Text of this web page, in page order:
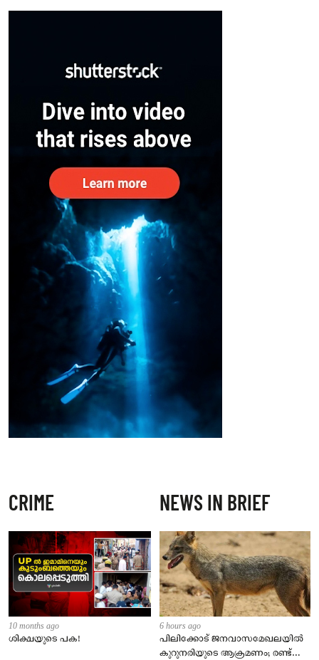
– കേന്ദ്രം
CRIME
10 months ago
ശിക്ഷയുടെ പക!
NEWS IN BRIEF
6 hours ago
പിലിക്കോട് ജനവാസമേഖലയിൽ
കുറുനരിയുടെ ആക്രമണം; രണ്ട്